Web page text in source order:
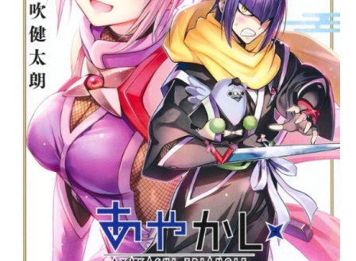
月8日（土）～2022年3月26日（土）
TOKYOMX・BS11ほか話数全12話キ
ャスト喜多川海夢：直田姫奈五条新
菜：石毛翔弥乾紗寿叶：種﨑敦美乾
心寿：羊宮妃那五条薫：斧アツシス
タッフ原作：福田晋一（掲載「ヤン
グガンガン」スクウェア・エニック
ス刊）監督：篠原啓輔シリーズ構
成・脚本：冨田頼子副監督：平峯義
大キャラクターデザイン・総作画監
督：石田一将総作画監督：小林真
平 川妻智美 山崎淳メインアニメ
ーター：髙橋尚矢衣装デザイン：西
原恵利香...